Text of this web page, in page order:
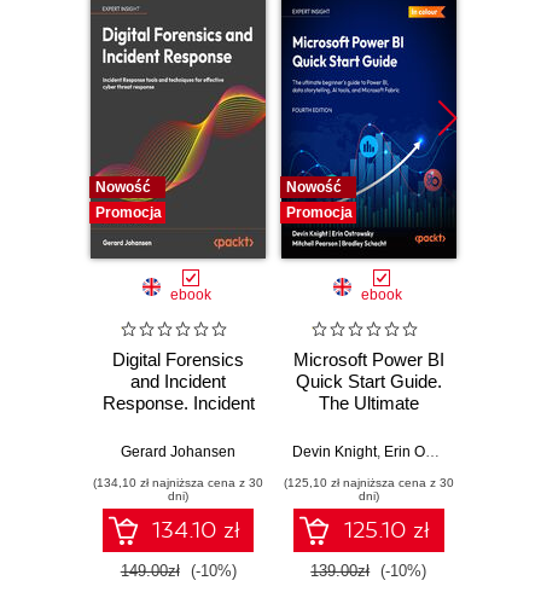
12. Working with Big Data
13. Appendix: Next Steps
Nowość
Promocja
ebook
Digital Forensics
and Incident
Response. Incident
and techniques for
threat response -
Fourth Edition
Gerard Johansen
(134,10 zł najniższa cena z 30
dni)
134.10 zł
149.00zł (-10%)
Nowość
Promocja
ebook
Microsoft Power BI
Quick Start Guide.
The Ultimate
to Power BI, Data
Tools, and
Microsoft Fabric -
Fourth Edition
Devin Knight, Erin Ostrowsky
(125,10 zł najniższa cena z 30
dni)
125.10 zł
139.00zł (-10%)